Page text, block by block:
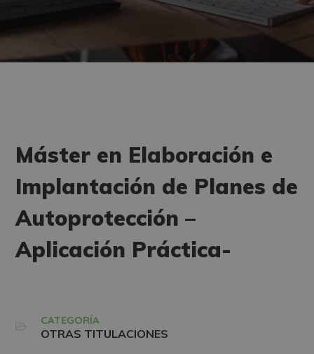
Máster en Elaboración e
Implantación de Planes de
Autoprotección –
Aplicación Práctica-
CATEGORÍA
OTRAS TITULACIONES